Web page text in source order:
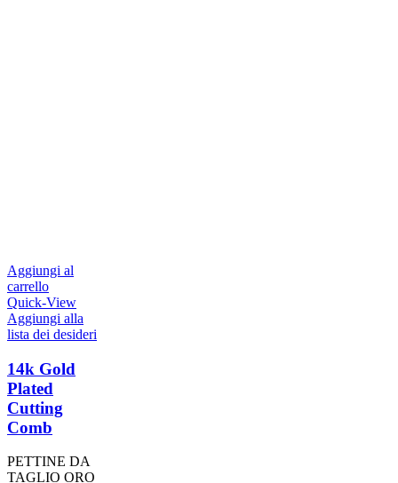
Aggiungi al
carrello
Quick-View
Aggiungi alla
lista dei desideri
14k Gold
Plated
Cutting
Comb
PETTINE DA
TAGLIO ORO